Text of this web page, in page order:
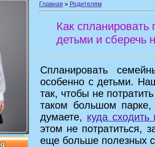
Главная » Родителям
Как
детьми и сберечь
Спланировать
особенно с детьми.
так, чтобы не
таком большом
думаете, куда
этом не потратиться,
еще больше полезных